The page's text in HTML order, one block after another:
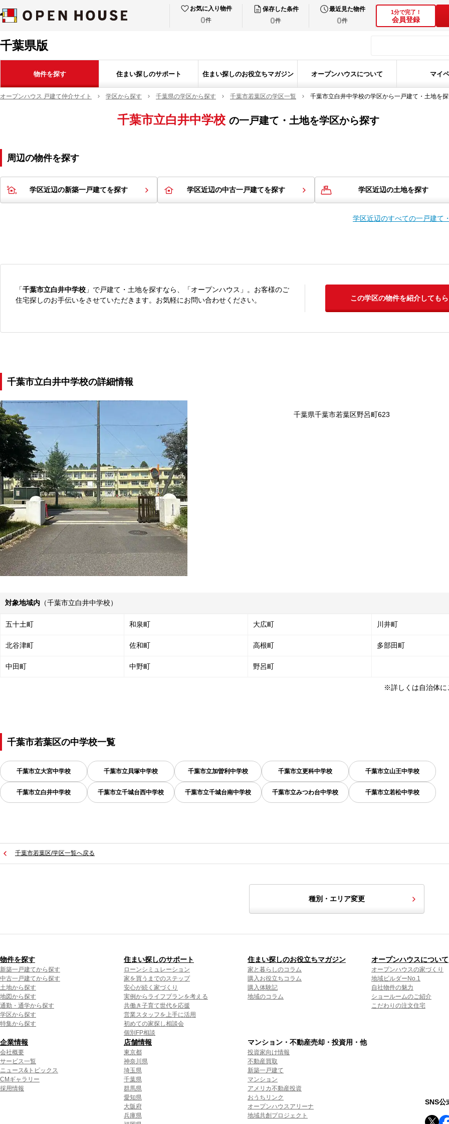
お気に入り物件
0件
保存した条件
0件
最近見た物件
0件
1分で完了！
会員登録
千葉県版
物件を探す 住まい探しのサポート 住まい探しのお役立ちマガジン オープンハウスについて マイ
オープンハウス 戸建て仲介サイト 学区から探す 千葉県の学区から探す 千葉市若葉区の学区一覧 千葉市立白井中学校の学区から一戸建て・土地を
千葉市立白井中学校 の一戸建て・土地を学区から探す
周辺の物件を探す
学区近辺の新築一戸建てを探す 学区近辺の中古一戸建てを探す 学区近辺の土地を探す
学区近辺のすべての一戸建て
「千葉市立白井中学校 」で戸建て・土地を探すなら、「オープンハウス」。お客様のご
住宅探しのお手伝いをさせていただきます。お気軽にお問い合わせください。
この学区の物件を紹介しても
千葉市立白井中学校の詳細情報
千葉県千葉市若葉区野呂町623
対象地域内 （千葉市立白井中学校）
五十土町 和泉町 大広町 川井町
北谷津町 佐和町 高根町 多部田町
中田町 中野町 野呂町
※詳しくは自治体に
千葉市若葉区の中学校一覧
千葉市立大宮中学校 千葉市立貝塚中学校 千葉市立加曽利中学校 千葉市立更科中学校 千葉市立山王中学校
千葉市立白井中学校 千葉市立千城台西中学校 千葉市立千城台南中学校 千葉市立みつわ台中学校 千葉市立若松中学校
千葉市若葉区/学区一覧へ戻る
種別・エリア変更
物件を探す
新築一戸建てから探す
中古一戸建てから探す
土地から探す
地図から探す
通勤・通学から探す
学区から探す
特集から探す
住まい探しのサポート
ローンシミュレーション
家を買うまでのステップ
安心が続く家づくり
実例からライフプランを考える
共働き子育て世代を応援
営業スタッフを上手に活用
初めての家探し相談会
個別FP相談
住まい探しのお役立ちマガジン
家と暮らしのコラム
購入お役立ちコラム
購入体験記
地域のコラム
オープンハウスについて
オープンハウスの家づくり
地域ビルダーNo.1
自社物件の魅力
ショールームのご紹介
こだわりの注文住宅
企業情報
会社概要
サービス一覧
ニュース&トピックス
CMギャラリー
採用情報
店舗情報
東京都
神奈川県
埼玉県
千葉県
群馬県
愛知県
大阪府
兵庫県
マンション・不動産売却・投資用・他
投資家向け情報
不動産買取
新築一戸建て
マンション
アメリカ不動産投資
おうちリンク
オープンハウスアリーナ
地域共創プロジェクト
SNS公